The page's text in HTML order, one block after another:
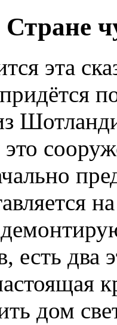
эта
это
есть два
дом